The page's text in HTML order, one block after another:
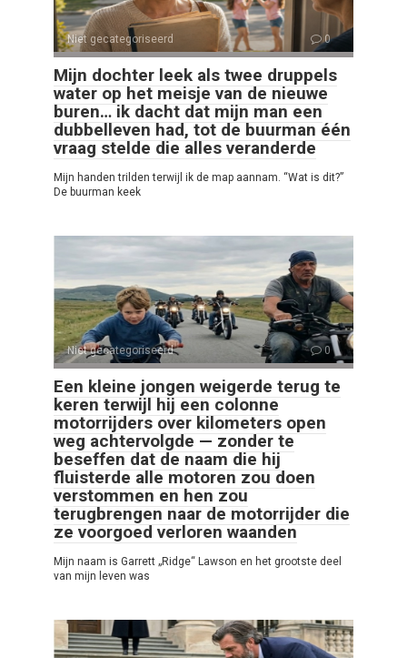
Niet gecategoriseerd 0
Mijn dochter leek als twee druppels
water op het meisje van de nieuwe
buren… ik dacht dat mijn man een
dubbelleven had, tot de buurman één
vraag stelde die alles veranderde
Mijn handen trilden terwijl ik de map aannam. “Wat is dit?”
De buurman keek
Niet gecategoriseerd 0
Een kleine jongen weigerde terug te
keren terwijl hij een colonne
motorrijders over kilometers open
weg achtervolgde — zonder te
beseffen dat de naam die hij
fluisterde alle motoren zou doen
verstommen en hen zou
terugbrengen naar de motorrijder die
ze voorgoed verloren waanden
Mijn naam is Garrett „Ridge“ Lawson en het grootste deel
van mijn leven was